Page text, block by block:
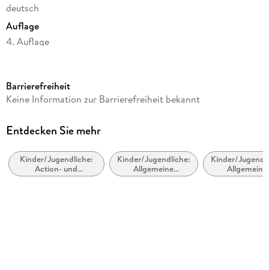
deutsch
Auflage
4. Auflage
Altersempfehlung
Reihe
Autor/Autorin
Sabine Stehr
Barrierefreiheit
Keine Information zur Barrierefreiheit bekannt
Entdecken Sie mehr
Kinder/Jugendliche:
Action- und
Abenteuergeschichten
Kinder/Jugendliche:
Allgemeine
Interessen: UFOs
Kinder/
Allgemeine
Interessen: